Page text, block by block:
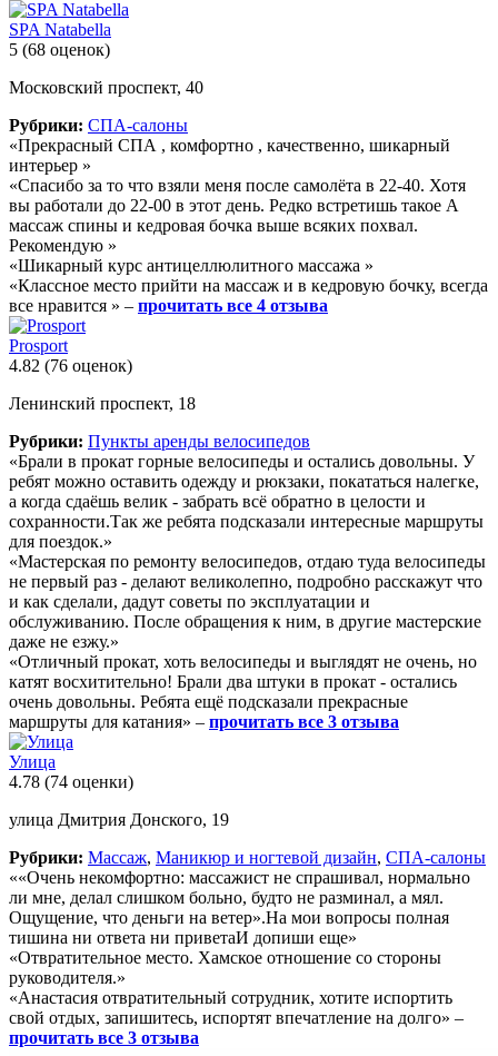
SPA Natabella
5 (68 оценок)
Московский проспект, 40
Рубрики: СПА-салоны
«Прекрасный СПА , комфортно , качественно, шикарный
интерьер »
«Спасибо за то что взяли меня после самолёта в 22-40. Хотя
вы работали до 22-00 в этот день. Редко встретишь такое А
массаж спины и кедровая бочка выше всяких похвал.
Рекомендую »
«Шикарный курс антицеллюлитного массажа »
«Классное место прийти на массаж и в кедровую бочку, всегда
все нравится » – прочитать все 4 отзыва
Prosport
4.82 (76 оценок)
Ленинский проспект, 18
Рубрики: Пункты аренды велосипедов
«Брали в прокат горные велосипеды и остались довольны. У
ребят можно оставить одежду и рюкзаки, покататься налегке,
а когда сдаёшь велик - забрать всё обратно в целости и
сохранности.Так же ребята подсказали интересные маршруты
для поездок.»
«Мастерская по ремонту велосипедов, отдаю туда велосипеды
не первый раз - делают великолепно, подробно расскажут что
и как сделали, дадут советы по эксплуатации и
обслуживанию. После обращения к ним, в другие мастерские
даже не езжу.»
«Отличный прокат, хоть велосипеды и выглядят не очень, но
катят восхитительно! Брали два штуки в прокат - остались
очень довольны. Ребята ещё подсказали прекрасные
маршруты для катания» – прочитать все 3 отзыва
Улица
4.78 (74 оценки)
улица Дмитрия Донского, 19
Рубрики: Массаж, Маникюр и ногтевой дизайн, СПА-салоны
««Очень некомфортно: массажист не спрашивал, нормально
ли мне, делал слишком больно, будто не разминал, а мял.
Ощущение, что деньги на ветер».На мои вопросы полная
тишина ни ответа ни приветаИ допиши еще»
«Отвратительное место. Хамское отношение со стороны
руководителя.»
«Анастасия отвратительный сотрудник, хотите испортить
свой отдых, запишитесь, испортят впечатление на долго» –
прочитать все 3 отзыва